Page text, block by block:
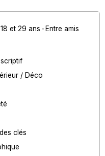
et 29 ans
Entre amis
/ Déco
clés